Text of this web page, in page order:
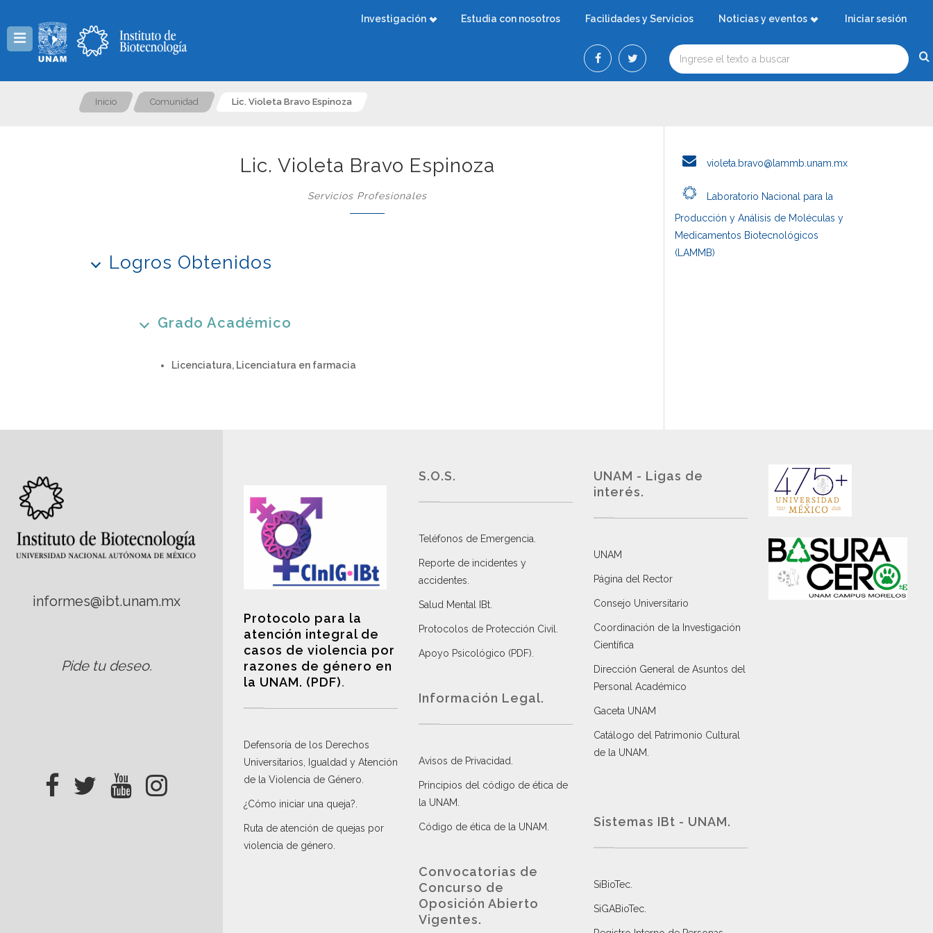
Investigación Estudia con nosotros Facilidades y Servicios Noticias y eventos Iniciar sesión
Inicio Comunidad Lic. Violeta Bravo Espinoza
Lic. Violeta Bravo Espinoza
Servicios Profesionales
Logros Obtenidos
Grado Académico
Licenciatura, Licenciatura en farmacia
violeta.bravo@lammb.unam.mx
Laboratorio Nacional para la
Producción y Análisis de Moléculas y
Medicamentos Biotecnológicos
(LAMMB)
informes@ibt.unam.mx
Pide tu deseo.
Protocolo para la
atención integral de
casos de violencia por
razones de género en
la UNAM. (PDF).
Defensoría de los Derechos
Universitarios, Igualdad y Atención
de la Violencia de Género
¿Cómo iniciar una queja?
Ruta de atención de quejas por
violencia de género
S.O.S.
Teléfonos de Emergencia.
Reporte de incidentes y
accidentes
Salud Mental IBt
Protocolos de Protección Civil
Apoyo Psicológico (PDF)
Información Legal.
Avisos de Privacidad
Principios del código de ética de
la UNAM
Código de ética de la UNAM
Convocatorias de
Concurso de
Oposición Abierto
Vigentes.
UNAM - Ligas de
interés.
UNAM
Página del Rector
Consejo Universitario
Coordinación de la Investigación
Científica
Dirección General de Asuntos del
Personal Académico
Gaceta UNAM
Catálogo del Patrimonio Cultural
de la UNAM.
Sistemas IBt - UNAM.
SiBioTec
SiGABioTec.